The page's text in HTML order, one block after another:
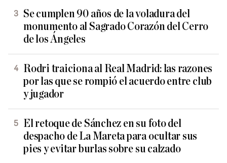
Se cumplen 90 años de la voladura del
monumento al Sagrado Corazón del Cerro
de los Ángeles
Rodri traiciona al Real Madrid: las razones
por las que se rompió el acuerdo entre club
y jugador
El retoque de Sánchez en su foto del
despacho de La Mareta para ocultar sus
pies y evitar burlas sobre su calzado